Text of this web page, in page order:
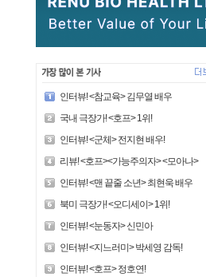
인터뷰! <참교육> 김무열 배우
국내 극장가! <호프> 1위!
인터뷰! <군체> 전지현 배우!
리뷰! <호프><가능주의자> <모아나>
인터뷰! <맨 끝줄 소년> 최현욱 배우
북미 극장가! <오디세이> 1위!
인터뷰! <눈동자> 신민아
인터뷰! <지느러미> 박세영 감독!
인터뷰! <호프> 정호연!